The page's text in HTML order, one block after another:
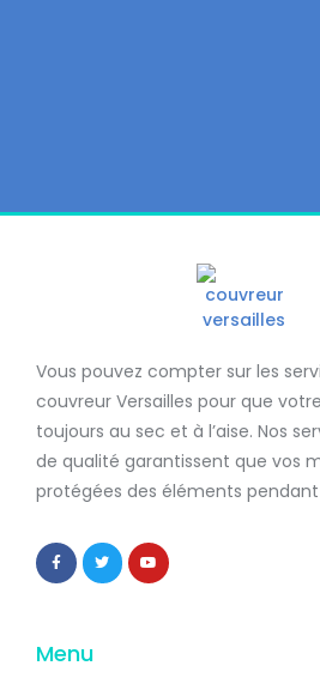
Vous pouvez compter sur les
couvreur Versailles pour que
toujours au sec et à l’aise. Nos
de qualité garantissent que vos
protégées des éléments
Menu